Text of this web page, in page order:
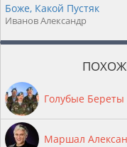
Боже, Какой Пустяк
Иванов Александр
Голубые Береты
Маршал